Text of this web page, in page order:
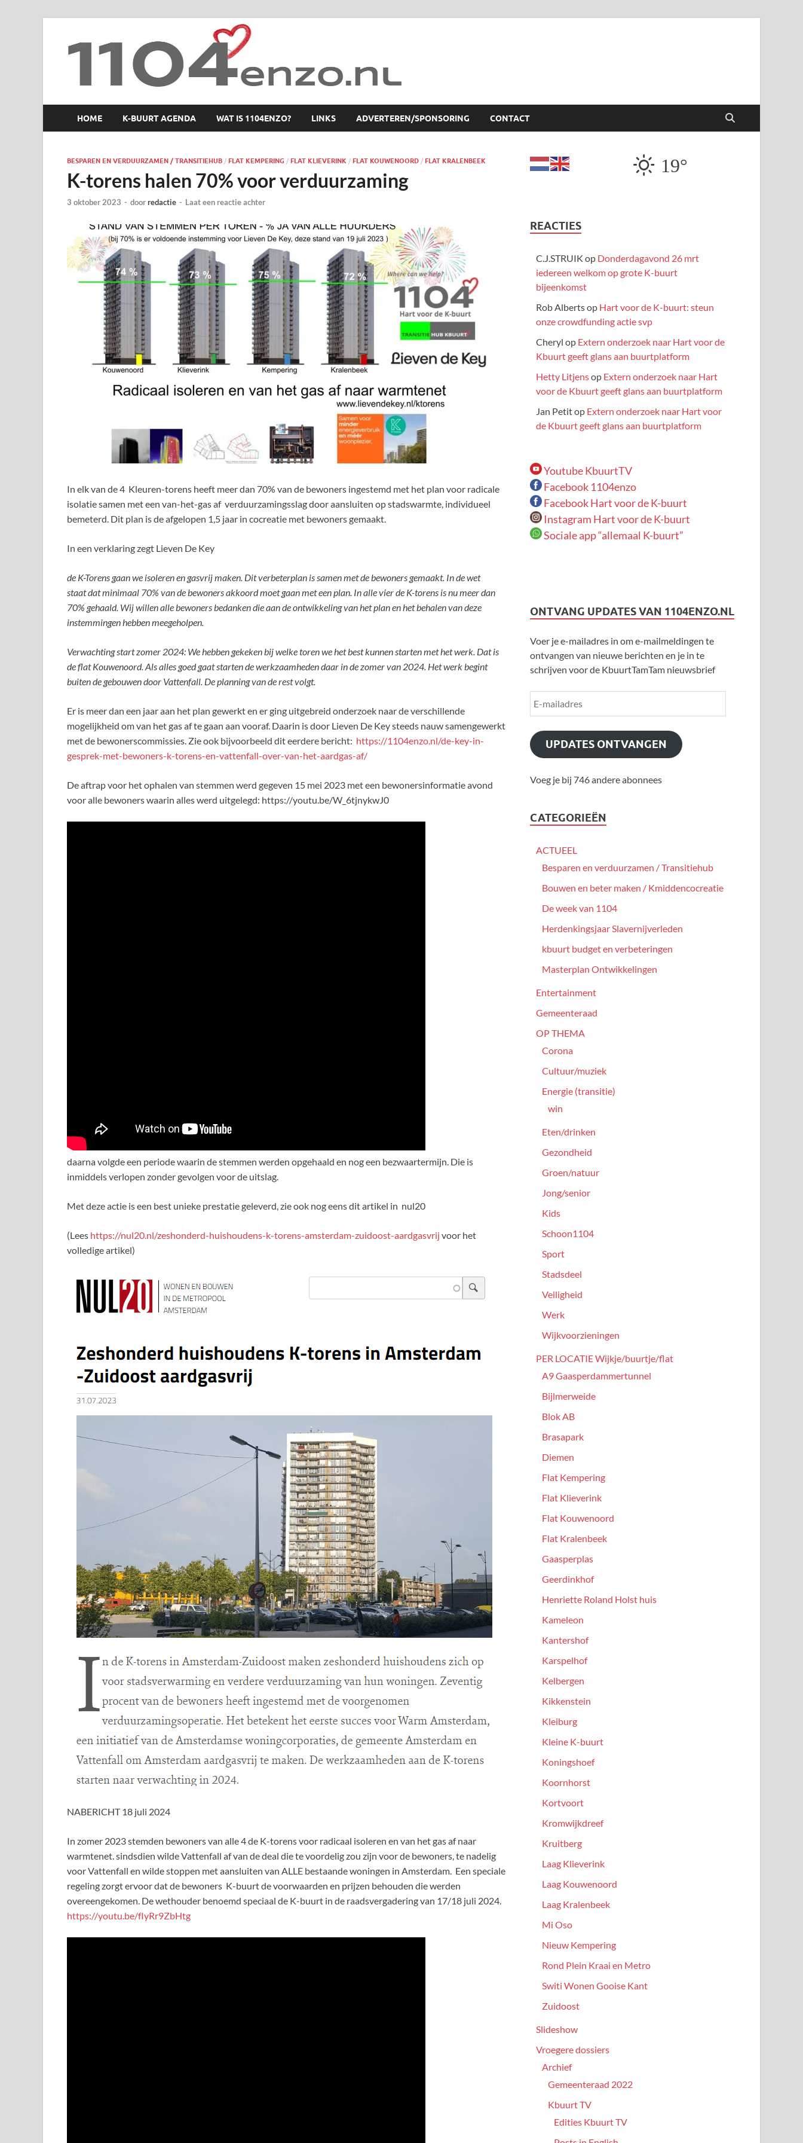
1104 en zo
HOME K-BUURT AGENDA WAT IS 1104ENZO? LINKS ADVERTEREN/SPONSORING CONTACT
BESPAREN EN VERDUURZAMEN / TRANSITIEHUB / FLAT KEMPERING / FLAT KLIEVERINK / FLAT KOUWENOORD / FLAT KRALENBEEK
K-torens halen 70% voor verduurzaming
3 oktober 2023 - doorredactie - Laat een reactie achter
In elk van de 4 Kleuren-torens heeft meer dan 70% van de bewoners ingestemd met het plan voor radicale
isolatie samen met een van-het-gas af verduurzamingsslag door aansluiten op stadswarmte, individueel
bemeterd. Dit plan is de afgelopen 1,5 jaar in cocreatie met bewoners gemaakt.
In een verklaring zegt Lieven De Key
de K-Torens gaan we isoleren en gasvrij maken. Dit verbeterplan is samen met de bewoners gemaakt. In de wet
staat dat minimaal 70% van de bewoners akkoord moet gaan met een plan. In alle vier de K-torens is nu meer dan
70% gehaald. Wij willen alle bewoners bedanken die aan de ontwikkeling van het plan en het behalen van deze
instemmingen hebben meegeholpen.
Verwachting start zomer 2024: We hebben gekeken bij welke toren we het best kunnen starten met het werk. Dat is
de flat Kouwenoord. Als alles goed gaat starten de werkzaamheden daar in de zomer van 2024. Het werk begint
buiten de gebouwen door Vattenfall. De planning van de rest volgt.
Er is meer dan een jaar aan het plan gewerkt en er ging uitgebreid onderzoek naar de verschillende
mogelijkheid om van het gas af te gaan aan vooraf. Daarin is door Lieven De Key steeds nauw samengewerkt
met de bewonerscommissies. Zie ook bijvoorbeeld dit eerdere bericht: https://1104enzo.nl/de-key-in-
gesprek-met-bewoners-k-torens-en-vattenfall-over-van-het-aardgas-af/
De aftrap voor het ophalen van stemmen werd gegeven 15 mei 2023 met een bewonersinformatie avond
voor alle bewoners waarin alles werd uitgelegd: https://youtu.be/W_6tjnykwJ0
daarna volgde een periode waarin de stemmen werden opgehaald en nog een bezwaartermijn. Die is
inmiddels verlopen zonder gevolgen voor de uitslag.
Met deze actie is een best unieke prestatie geleverd, zie ook nog eens dit artikel in nul20
(Lees https://nul20.nl/zeshonderd-huishoudens-k-torens-amsterdam-zuidoost-aardgasvrij voor het
volledige artikel)
NABERICHT 18 juli 2024
In zomer 2023 stemden bewoners van alle 4 de K-torens voor radicaal isoleren en van het gas af naar
warmtenet. sindsdien wilde Vattenfall af van de deal die te voordelig zou zijn voor de bewoners, te nadelig
voor Vattenfall en wilde stoppen met aansluiten van ALLE bestaande woningen in Amsterdam. Een speciale
regeling zorgt ervoor dat de bewoners K-buurt de voorwaarden en prijzen behouden die werden
overeengekomen. De wethouder benoemd speciaal de K-buurt in de raadsvergadering van 17/18 juli 2024.
https://youtu.be/fIyRr9ZbHtg
19°
REACTIES
C.J.STRUIK op Donderdagavond 26 mrt
iedereen welkom op grote K-buurt
bijeenkomst
Rob Albertsop Hart voor de K-buurt: steun
onze crowdfunding actie svp
Cheryl op Extern onderzoek naar Hart voor de
Kbuurt geeft glans aan buurtplatform
Hetty Litjensop Extern onderzoek naar Hart
voor de Kbuurt geeft glans aan buurtplatform
Jan Petitop Extern onderzoek naar Hart voor
de Kbuurt geeft glans aan buurtplatform
Youtube KbuurtTV
Facebook 1104enzo
Facebook Hart voor de K-buurt
Instagram Hart voor de K-buurt
Sociale app “allemaal K-buurt”
ONTVANG UPDATES VAN 1104ENZO.NL
Voer je e-mailadres in om e-mailmeldingen te
ontvangen van nieuwe berichten en je in te
schrijven voor de KbuurtTamTam nieuwsbrief
UPDATES ONTVANGEN
Voeg je bij 746 andere abonnees
CATEGORIEËN
ACTUEEL
Besparen en verduurzamen / Transitiehub
Bouwen en beter maken / Kmiddencocreatie
De week van 1104
Herdenkingsjaar Slavernijverleden
kbuurt budget en verbeteringen
Masterplan Ontwikkelingen
Entertainment
Gemeenteraad
OP THEMA
Corona
Cultuur/muziek
Energie (transitie)
win
Eten/drinken
Gezondheid
Groen/natuur
Jong/senior
Kids
Schoon1104
Sport
Stadsdeel
Veiligheid
Werk
Wijkvoorzieningen
PER LOCATIE Wijkje/buurtje/flat
A9 Gaasperdammertunnel
Bijlmerweide
Blok AB
Brasapark
Diemen
Flat Kempering
Flat Klieverink
Flat Kouwenoord
Flat Kralenbeek
Gaasperplas
Geerdinkhof
Henriette Roland Holst huis
Kameleon
Kantershof
Karspelhof
Kelbergen
Kikkenstein
Kleiburg
Kleine K-buurt
Koningshoef
Koornhorst
Kortvoort
Kromwijkdreef
Kruitberg
Laag Klieverink
Laag Kouwenoord
Laag Kralenbeek
Mi Oso
Nieuw Kempering
Rond Plein Kraai en Metro
Switi Wonen Gooise Kant
Zuidoost
Slideshow
Vroegere dossiers
Archief
Gemeenteraad 2022
Kbuurt TV
Edities Kbuurt TV